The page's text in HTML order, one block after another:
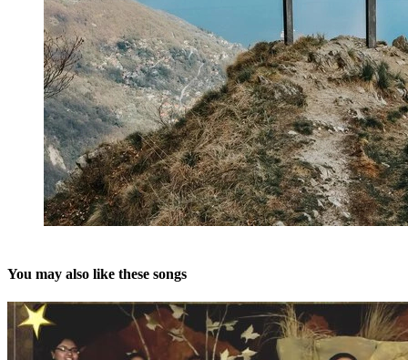
You may also like these songs